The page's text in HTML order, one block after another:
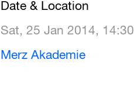
Date & Location
Sat, 25 Jan 2014, 14:30
Merz Akademie